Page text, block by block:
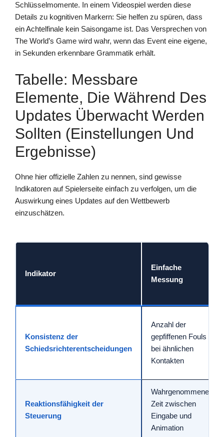
Schlüsselmomente. In einem Videospiel werden diese
Details zu kognitiven Markern: Sie helfen zu spüren, dass
ein Achtelfinale kein Saisongame ist. Das Versprechen von
The World’s Game wird wahr, wenn das Event eine eigene,
in Sekunden erkennbare Grammatik erhält.
Tabelle: Messbare
Elemente, Die Während Des
Updates Überwacht Werden
Sollten (Einstellungen Und
Ergebnisse)
Ohne hier offizielle Zahlen zu nennen, sind gewisse
Indikatoren auf Spielerseite einfach zu verfolgen, um die
Auswirkung eines Updates auf den Wettbewerb
einzuschätzen.
Indikator
Einfache
Messung
Konsistenz der
Schiedsrichterentscheidungen
Anzahl der
gepfiffenen Fouls
bei ähnlichen
Kontakten
Reaktionsfähigkeit der
Steuerung
Wahrgenommene
Zeit zwischen
Eingabe und
Animation